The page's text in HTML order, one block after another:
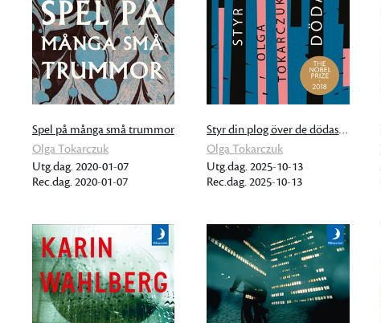
Spel på många små trummor
Olga Tokarczuk
Utg.dag. 2020-01-07
Rec.dag. 2020-01-07
Styr din plog över de dödas ben
Olga Tokarczuk
Utg.dag. 2025-10-13
Rec.dag. 2025-10-13